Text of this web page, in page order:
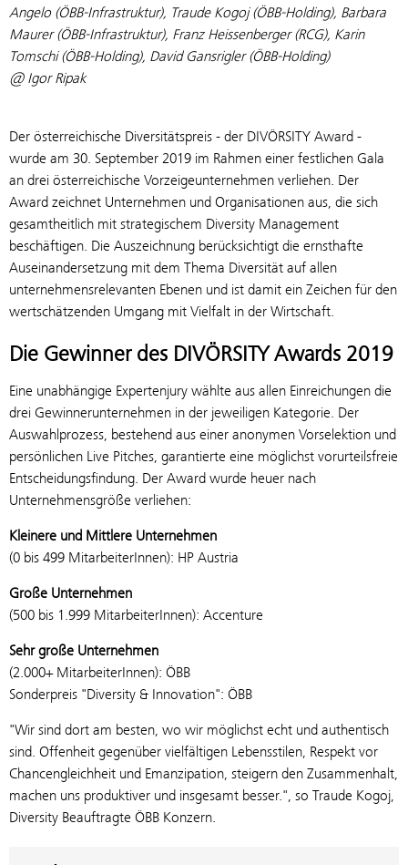
Angelo (ÖBB-Infrastruktur), Traude Kogoj (ÖBB-Holding), Barbara
Maurer (ÖBB-Infrastruktur), Franz Heissenberger (RCG), Karin
Tomschi (ÖBB-Holding), David Gansrigler (ÖBB-Holding)
@ Igor Ripak
Der österreichische Diversitätspreis - der DIVÖRSITY Award -
wurde am 30. September 2019 im Rahmen einer festlichen Gala
an drei österreichische Vorzeigeunternehmen verliehen. Der
Award zeichnet Unternehmen und Organisationen aus, die sich
gesamtheitlich mit strategischem Diversity Management
beschäftigen. Die Auszeichnung berücksichtigt die ernsthafte
Auseinandersetzung mit dem Thema Diversität auf allen
unternehmensrelevanten Ebenen und ist damit ein Zeichen für den
wertschätzenden Umgang mit Vielfalt in der Wirtschaft.
Die Gewinner des DIVÖRSITY Awards 2019
Eine unabhängige Expertenjury wählte aus allen Einreichungen die
drei Gewinnerunternehmen in der jeweiligen Kategorie. Der
Auswahlprozess, bestehend aus einer anonymen Vorselektion und
persönlichen Live Pitches, garantierte eine möglichst vorurteilsfreie
Entscheidungsfindung. Der Award wurde heuer nach
Unternehmensgröße verliehen:
Kleinere und Mittlere Unternehmen
(0 bis 499 MitarbeiterInnen): HP Austria
Große Unternehmen
(500 bis 1.999 MitarbeiterInnen): Accenture
Sehr große Unternehmen
(2.000+ MitarbeiterInnen): ÖBB
Sonderpreis "Diversity & Innovation": ÖBB
"Wir sind dort am besten, wo wir möglichst echt und authentisch
sind. Offenheit gegenüber vielfältigen Lebensstilen, Respekt vor
Chancengleichheit und Emanzipation, steigern den Zusammenhalt,
machen uns produktiver und insgesamt besser.", so Traude Kogoj,
Diversity Beauftragte ÖBB Konzern.